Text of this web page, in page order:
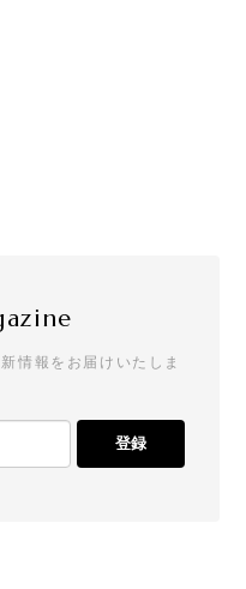
情報をお届けいたしま
登録